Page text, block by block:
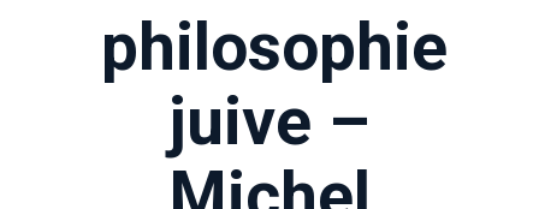
philosophie
juive –